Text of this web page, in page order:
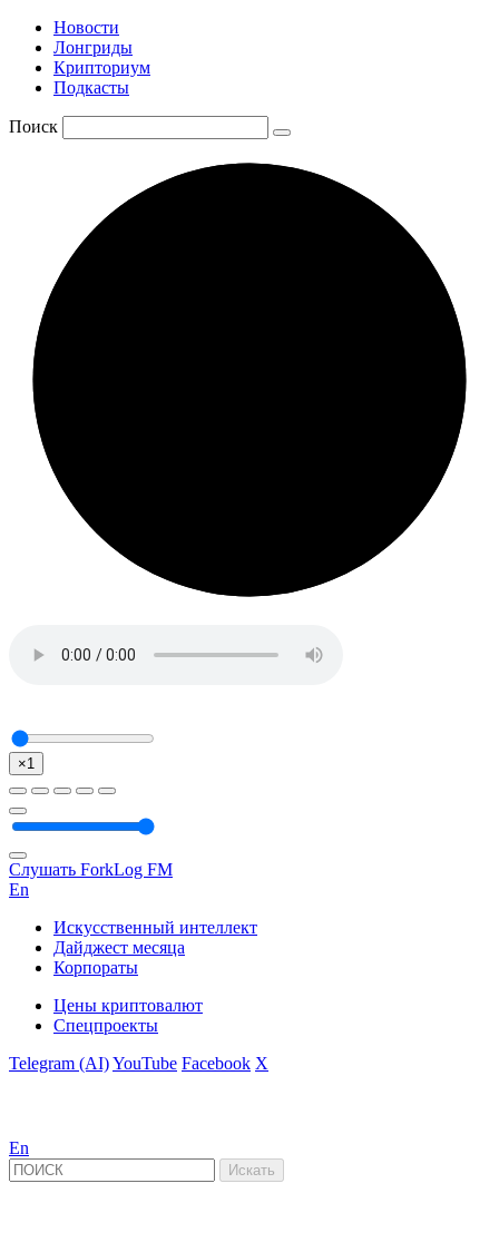
Новости
Лонгриды
Крипториум
Подкасты
Поиск
×1
Слушать ForkLog FM
En
Искусственный интеллект
Дайджест месяца
Корпораты
Цены криптовалют
Спецпроекты
Telegram (AI)YouTube Facebook X
En